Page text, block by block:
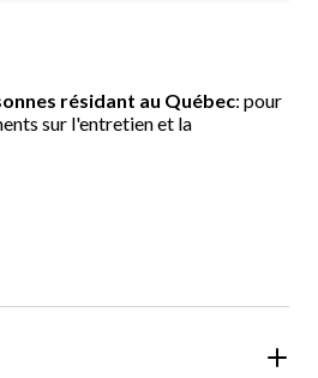
résidant au Québec: pour
sur l'entretien et la